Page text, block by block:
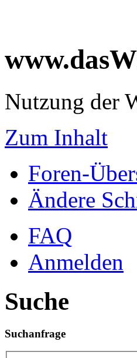
Nutzung der
Zum Inhalt
Foren-
Ändere
FAQ
Anmelden
Suche
Suchanfrage